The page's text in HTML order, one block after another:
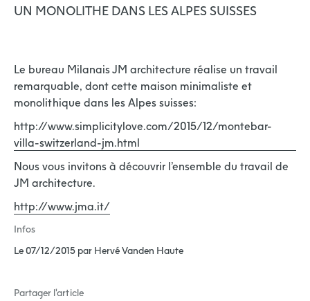
UN MONOLITHE DANS LES ALPES SUISSES
Le bureau Milanais JM architecture réalise un travail
remarquable, dont cette maison minimaliste et
monolithique dans les Alpes suisses:
http://www.simplicitylove.com/2015/12/montebar-
villa-switzerland-jm.html
Nous vous invitons à découvrir l’ensemble du travail de
JM architecture.
http://www.jma.it/
Infos
Le 07/12/2015 par Hervé Vanden Haute
Partager l'article